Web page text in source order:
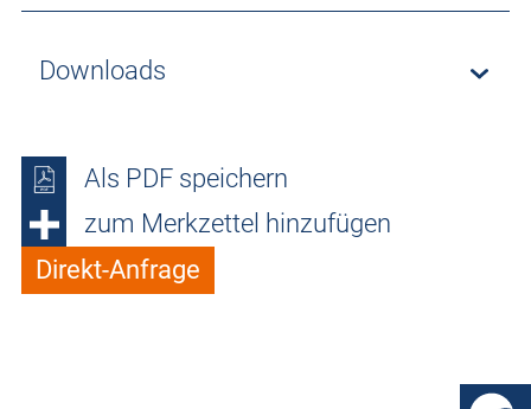
Downloads
Als PDF speichern
zum Merkzettel hinzufügen
Direkt-Anfrage